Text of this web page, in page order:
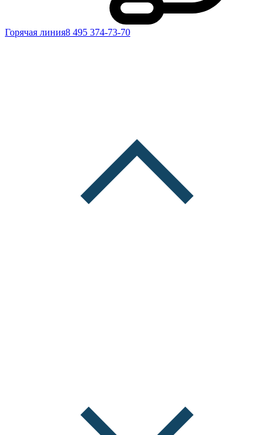
Горячая линия8 495 374-73-70